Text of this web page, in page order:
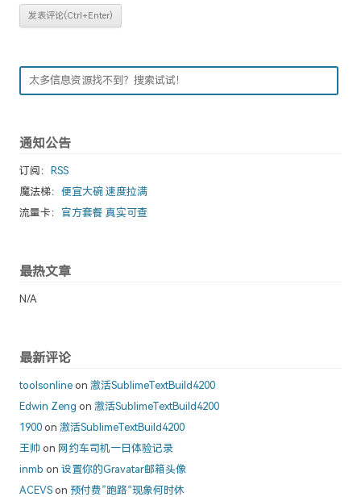
通知公告
订阅：
RSS
魔法梯： 便宜大碗 速度拉满
流量卡： 官方套餐 真实可查
最热文章
N/A
最新评论
toolsonline on 激活SublimeTextBuild4200
Edwin Zeng on 激活SublimeTextBuild4200
1900 on 激活SublimeTextBuild4200
王帅 on 网约车司机一日体验记录
inmb on 设置你的Gravatar邮箱头像
ACEVS on 预付费”跑路“现象何时休